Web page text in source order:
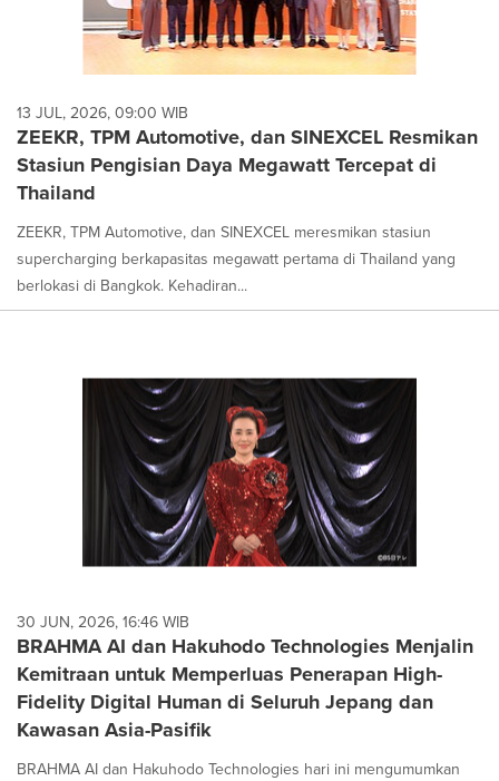
13 JUL, 2026, 09:00 WIB
ZEEKR, TPM Automotive, dan SINEXCEL Resmikan
Stasiun Pengisian Daya Megawatt Tercepat di
Thailand
ZEEKR, TPM Automotive, dan SINEXCEL meresmikan stasiun
supercharging berkapasitas megawatt pertama di Thailand yang
berlokasi di Bangkok. Kehadiran...
30 JUN, 2026, 16:46 WIB
BRAHMA AI dan Hakuhodo Technologies Menjalin
Kemitraan untuk Memperluas Penerapan High-
Fidelity Digital Human di Seluruh Jepang dan
Kawasan Asia-Pasifik
BRAHMA AI dan Hakuhodo Technologies hari ini mengumumkan